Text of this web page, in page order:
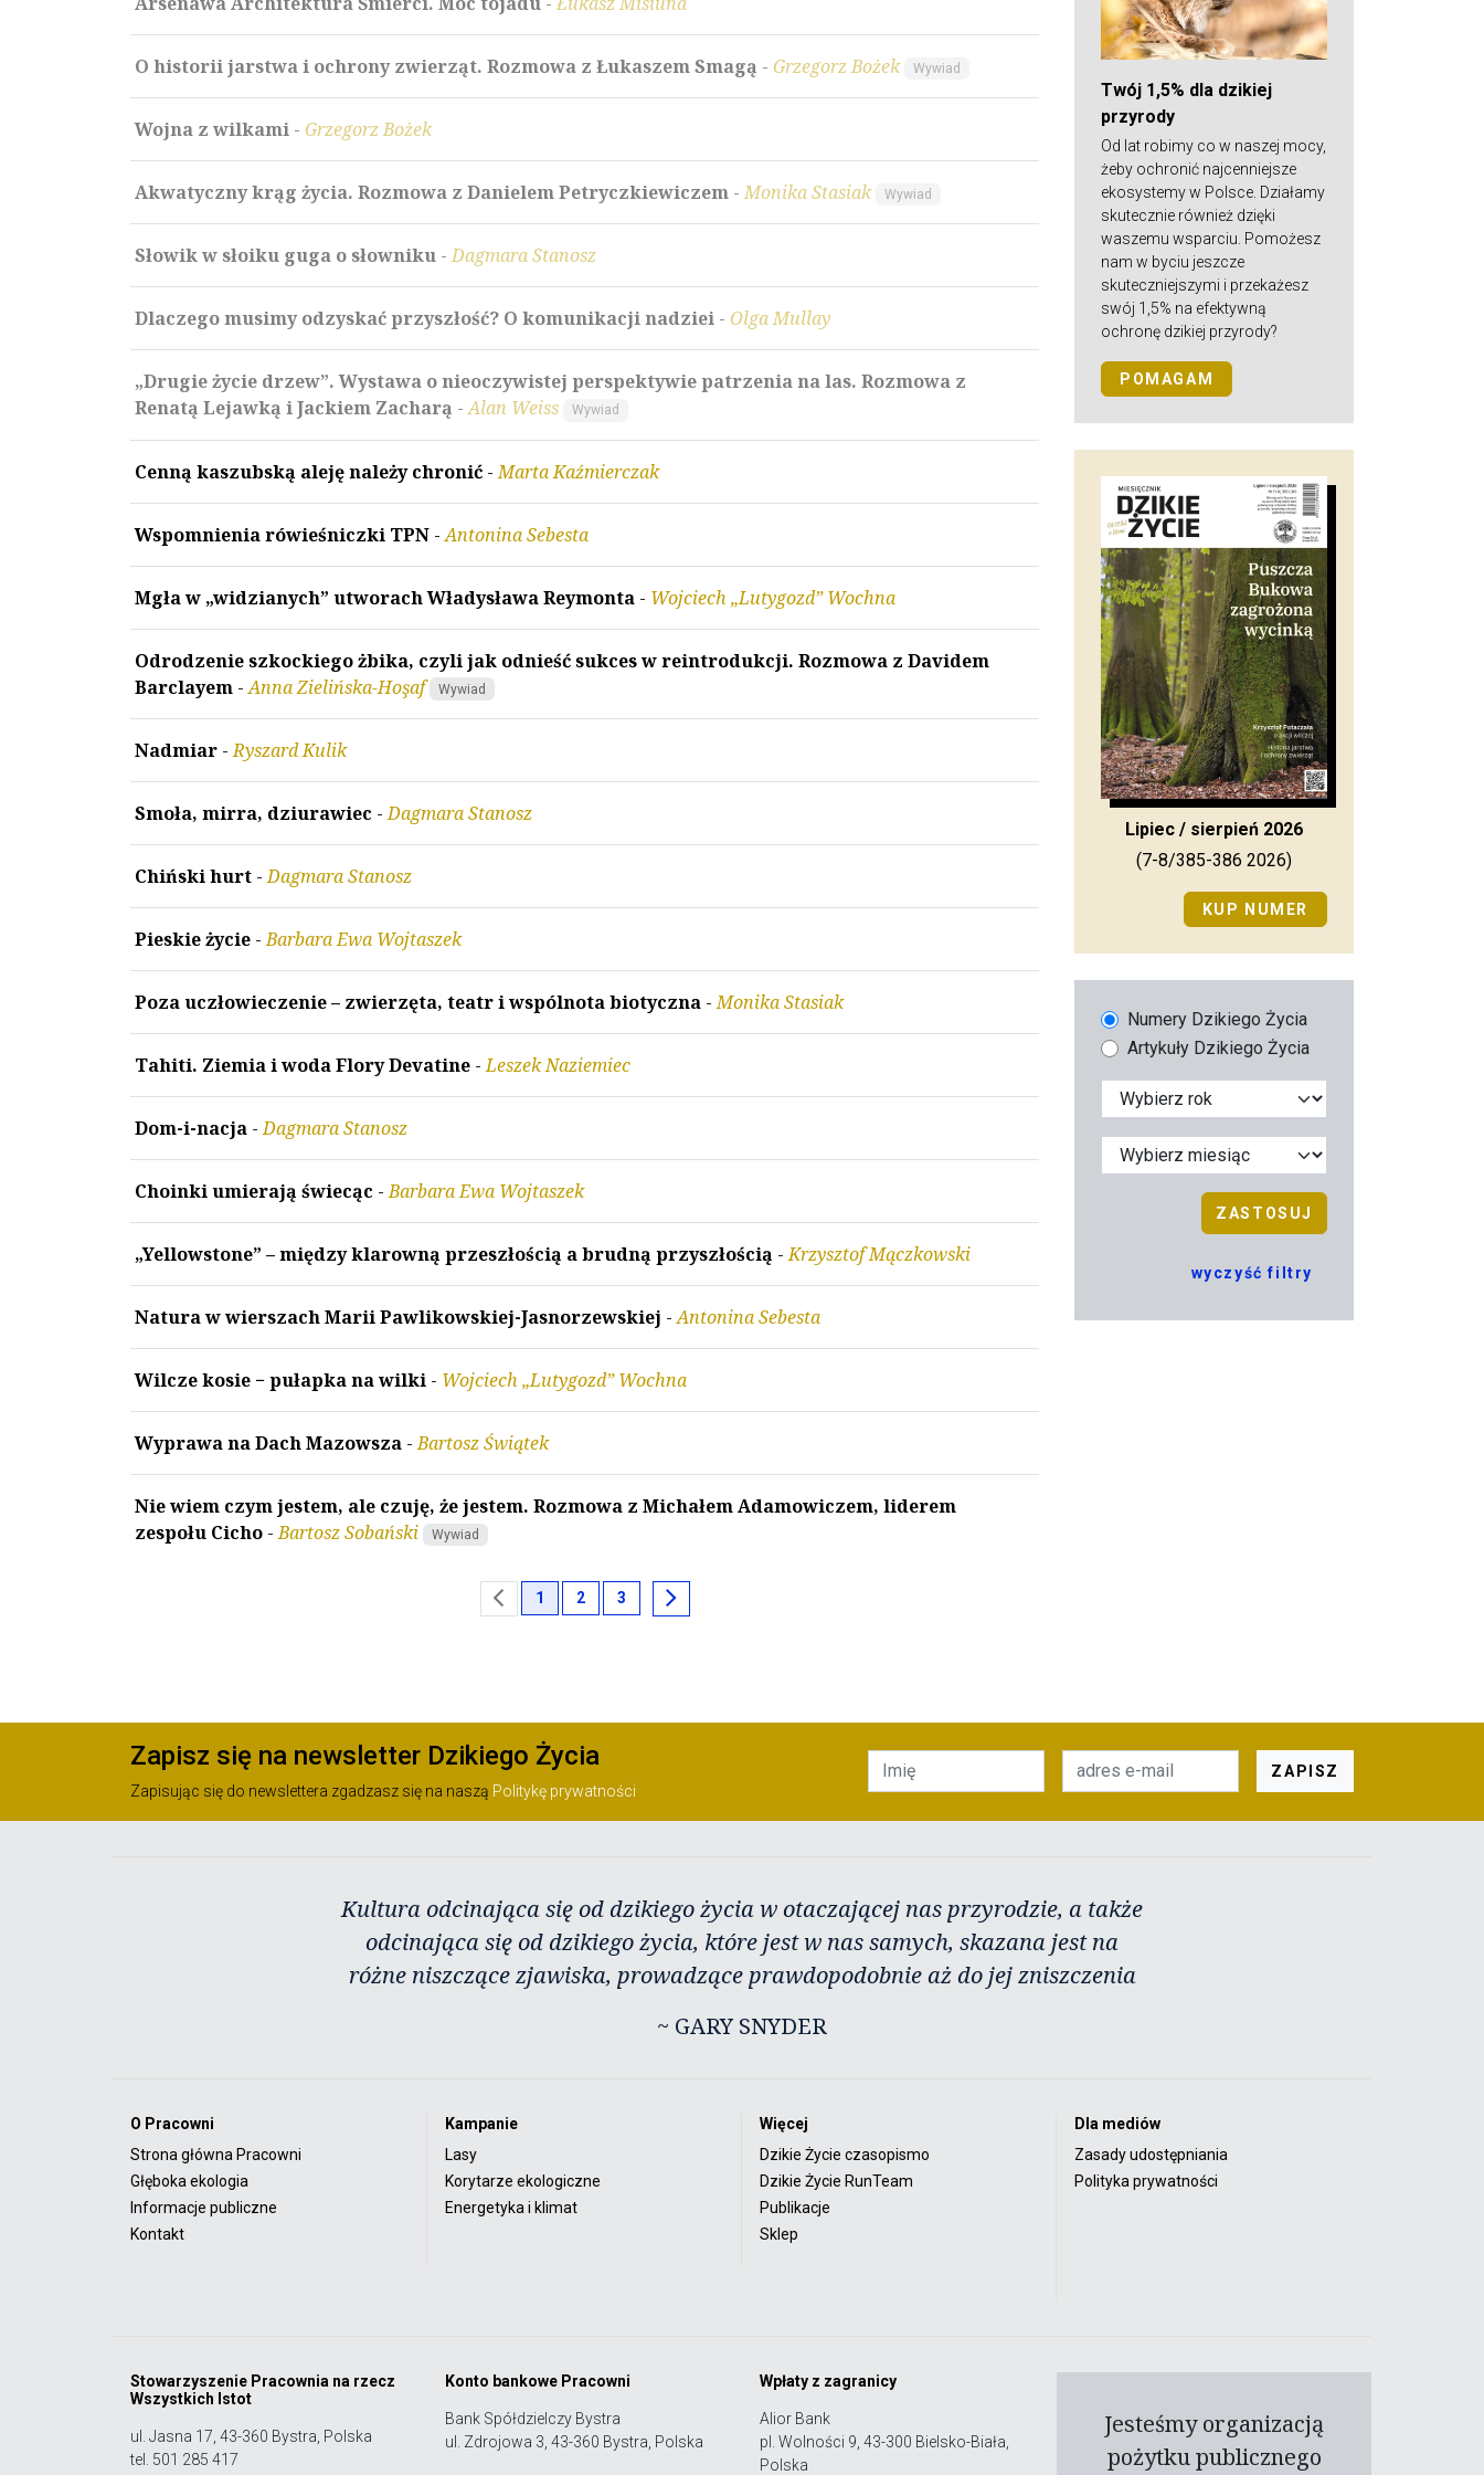
O historii jarstwa i ochrony zwierząt. Rozmowa z Łukaszem Smagą - Grzegorz Bożek Wywiad
Wojna z wilkami - Grzegorz Bożek
Akwatyczny krąg życia. Rozmowa z Danielem Petryczkiewiczem -Monika Stasiak Wywiad
Słowik w słoiku guga o słowniku -Dagmara Stanosz
Dlaczego musimy odzyskać przyszłość? O komunikacji nadziei - Olga Mullay
„Drugie życie drzew”. Wystawa o nieoczywistej perspektywie patrzenia na las. Rozmowa z
Renatą Lejawką i Jackiem Zacharą -Alan Weiss Wywiad
Cenną kaszubską aleję należy chronić -Marta Kaźmierczak
Wspomnienia rówieśniczki TPN -Antonina Sebesta
Mgła w „widzianych” utworach Władysława Reymonta - Wojciech „Lutygozd” Wochna
Odrodzenie szkockiego żbika, czyli jak odnieść sukces w reintrodukcji. Rozmowa z Davidem
Barclayem -Anna Zielińska-Hoşaf Wywiad
Nadmiar -Ryszard Kulik
Smoła, mirra, dziurawiec -Dagmara Stanosz
Chiński hurt -Dagmara Stanosz
Pieskie życie -Barbara Ewa Wojtaszek
Poza uczłowieczenie – zwierzęta, teatr i wspólnota biotyczna -Monika Stasiak
Tahiti. Ziemia i woda Flory Devatine -Leszek Naziemiec
Dom-i-nacja -Dagmara Stanosz
Choinki umierają świecąc -Barbara Ewa Wojtaszek
„Yellowstone” – między klarowną przeszłością a brudną przyszłością -Krzysztof Mączkowski
Natura w wierszach Marii Pawlikowskiej-Jasnorzewskiej -Antonina Sebesta
Wilcze kosie − pułapka na wilki - Wojciech „Lutygozd” Wochna
Wyprawa na Dach Mazowsza -Bartosz Świątek
Nie wiem czym jestem, ale czuję, że jestem. Rozmowa z Michałem Adamowiczem, liderem
zespołu Cicho -Bartosz Sobański Wywiad
chevron_left 1 2 3 chevron_right
Twój 1,5% dla dzikiej
przyrody
Od lat robimy co w naszej mocy,
żeby ochronić najcenniejsze
ekosystemy w Polsce. Działamy
skutecznie również dzięki
waszemu wsparciu. Pomożesz
nam w byciu jeszcze
skuteczniejszymi i przekażesz
swój 1,5% na efektywną
ochronę dzikiej przyrody?
POMAGAM
Lipiec / sierpień 2026
(7-8/385-386 2026)
KUP NUMER
Numery Dzikiego Życia
Artykuły Dzikiego Życia
ZASTOSUJ
wyczyść filtry
Zapisz się na newsletter Dzikiego Życia
Zapisując się do newslettera zgadzasz się na naszą Politykę prywatności
ZAPISZ
Kultura odcinająca się od dzikiego życia w otaczającej nas przyrodzie, a także
odcinająca się od dzikiego życia, które jest w nas samych, skazana jest na
różne niszczące zjawiska, prowadzące prawdopodobnie aż do jej zniszczenia
~ GARY SNYDER
O Pracowni
Strona główna Pracowni
Głęboka ekologia
Informacje publiczne
Kontakt
Kampanie
Lasy
Korytarze ekologiczne
Energetyka i klimat
Więcej
Dzikie Życie czasopismo
Dzikie Życie RunTeam
Publikacje
Sklep
Dla mediów
Zasady udostępniania
Polityka prywatności
Stowarzyszenie Pracownia na rzecz
Wszystkich Istot
ul. Jasna 17, 43-360 Bystra, Polska
tel. 501 285 417
Konto bankowe Pracowni
Bank Spółdzielczy Bystra
ul. Zdrojowa 3, 43-360 Bystra, Polska
Wpłaty z zagranicy
Alior Bank
pl. Wolności 9, 43-300 Bielsko-Biała,
Polska
Jesteśmy organizacją
pożytku publicznego